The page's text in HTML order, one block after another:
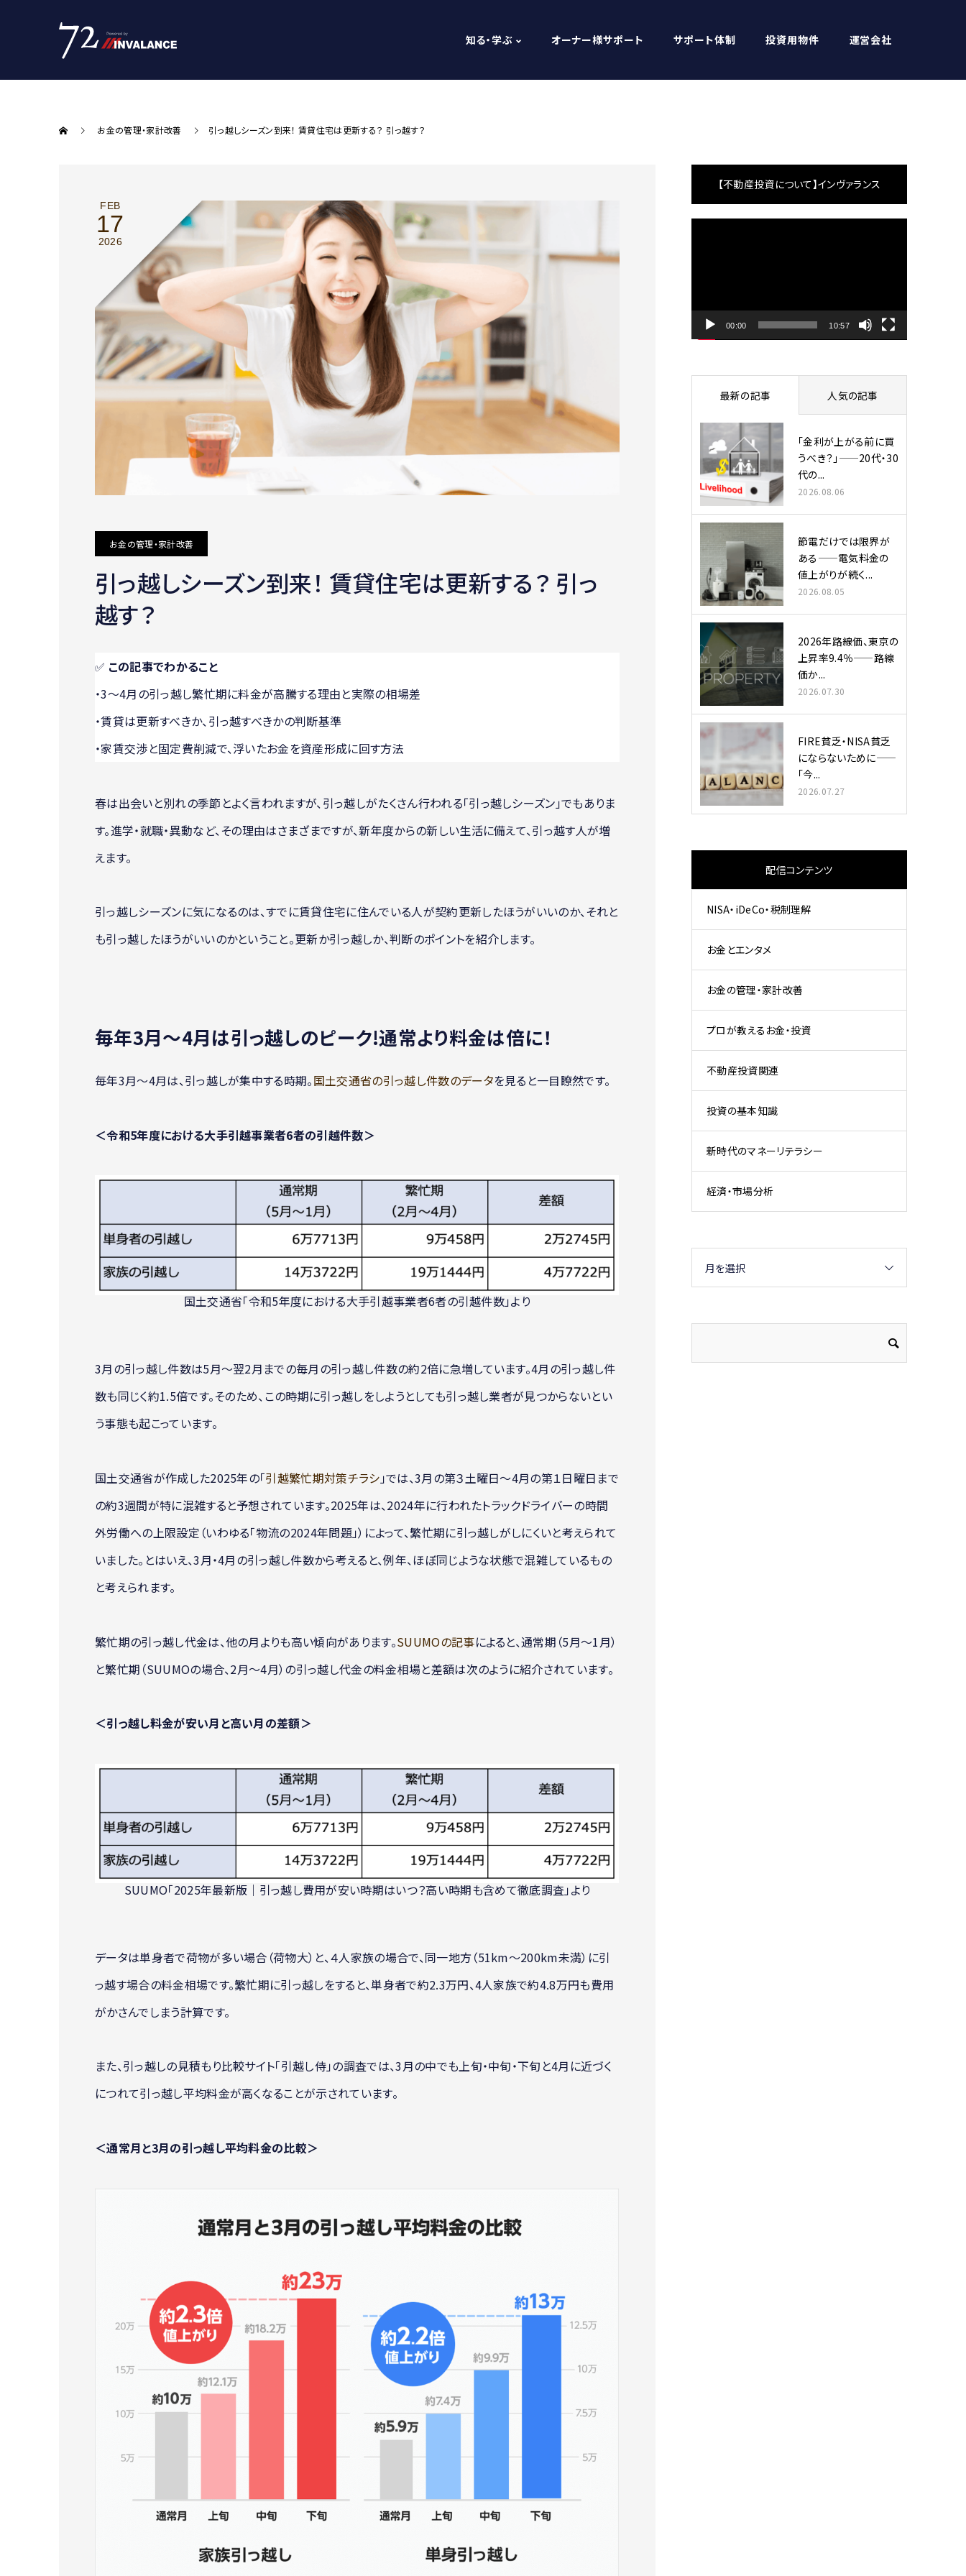
知る・学ぶ オーナー様サポート サポート体制 投資用物件 運営会社
お金の管理・家計改善 引っ越しシーズン到来！ 賃貸住宅は更新する？ 引っ越す？
FEB
17
2026
お金の管理・家計改善
引っ越しシーズン到来！ 賃貸住宅は更新する？ 引っ
越す？
✅ この記事でわかること
・3〜4月の引っ越し繁忙期に料金が高騰する理由と実際の相場差
・賃貸は更新すべきか、引っ越すべきかの判断基準
・家賃交渉と固定費削減で、浮いたお金を資産形成に回す方法
春は出会いと別れの季節とよく言われますが、引っ越しがたくさん行われる「引っ越しシーズン」でもありま
す。進学・就職・異動など、その理由はさまざまですが、新年度からの新しい生活に備えて、引っ越す人が増
えます。
引っ越しシーズンに気になるのは、すでに賃貸住宅に住んでいる人が契約更新したほうがいいのか、それと
も引っ越したほうがいいのかということ。更新か引っ越しか、判断のポイントを紹介します。
毎年3月〜4月は引っ越しのピーク!通常より料金は倍に！
毎年3月〜4月は、引っ越しが集中する時期。国土交通省の引っ越し件数のデータを見ると一目瞭然です。
＜令和5年度における大手引越事業者6者の引越件数＞
国土交通省「令和5年度における大手引越事業者6者の引越件数」より
3月の引っ越し件数は5月〜翌2月までの毎月の引っ越し件数の約2倍に急増しています。4月の引っ越し件
数も同じく約1.5倍です。そのため、この時期に引っ越しをしようとしても引っ越し業者が見つからないとい
う事態も起こっています。
国土交通省が作成した2025年の「引越繁忙期対策チラシ」では、3月の第３土曜日〜4月の第１日曜日まで
の約3週間が特に混雑すると予想されています。2025年は、2024年に行われたトラックドライバーの時間
外労働への上限設定（いわゆる「物流の2024年問題」）によって、繁忙期に引っ越しがしにくいと考えられて
いました。とはいえ、3月・4月の引っ越し件数から考えると、例年、ほぼ同じような状態で混雑しているもの
と考えられます。
繁忙期の引っ越し代金は、他の月よりも高い傾向があります。SUUMOの記事によると、通常期（5月〜1月）
と繁忙期（SUUMOの場合、2月〜4月）の引っ越し代金の料金相場と差額は次のように紹介されています。
＜引っ越し料金が安い月と高い月の差額＞
SUUMO「2025年最新版｜引っ越し費用が安い時期はいつ？高い時期も含めて徹底調査」より
データは単身者で荷物が多い場合（荷物大）と、４人家族の場合で、同一地方（51km〜200km未満）に引
っ越す場合の料金相場です。繁忙期に引っ越しをすると、単身者で約2.3万円、4人家族で約4.8万円も費用
がかさんでしまう計算です。
また、引っ越しの見積もり比較サイト「引越し侍」の調査では、3月の中でも上旬・中旬・下旬と4月に近づく
につれて引っ越し平均料金が高くなることが示されています。
＜通常月と3月の引っ越し平均料金の比較＞
【不動産投資について】インヴァランス
ー
00:00 10:57
最新の記事 人気の記事
「金利が上がる前に買
うべき？」——20代・30
代の...
2026.08.06
節電だけでは限界が
ある——電気料金の
値上がりが続く...
2026.08.05
2026年路線価、東京の
上昇率9.4％——路線
価か...
2026.07.30
FIRE貧乏・NISA貧乏
にならないために——
「今...
2026.07.27
配信コンテンツ
NISA・iDeCo・税制理解
お金とエンタメ
お金の管理・家計改善
プロが教えるお金・投資
不動産投資関連
投資の基本知識
新時代のマネーリテラシー
経済・市場分析
月を選択